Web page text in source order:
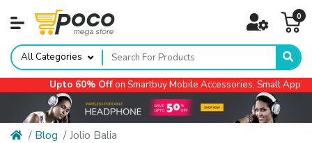
0
All Categories
Upto 60% Off on Smartbuy Mobile Accessories, Small Appliances,
Blog Jolio Balia